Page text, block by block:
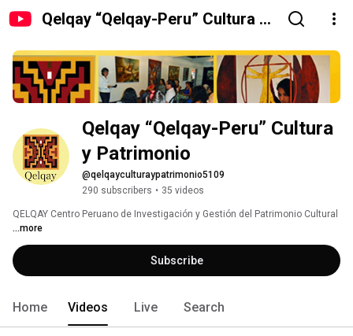
Qelqay “Qelqay-Peru” Cultura y
Qelqay “Qelqay-Peru” Cultura
y Patrimonio
@qelqayculturaypatrimonio5109
290 subscribers • 35 videos
QELQAY Centro Peruano de Investigación y Gestión del Patrimonio Cultural
...more
Subscribe
Home Videos Live Search